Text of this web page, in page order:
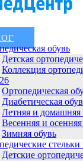
обувь
Детская
Коллекция
Ортопедическая
Диабетическая
Летняя и домашняя
Весенняя и
Зимняя обувь
Детские